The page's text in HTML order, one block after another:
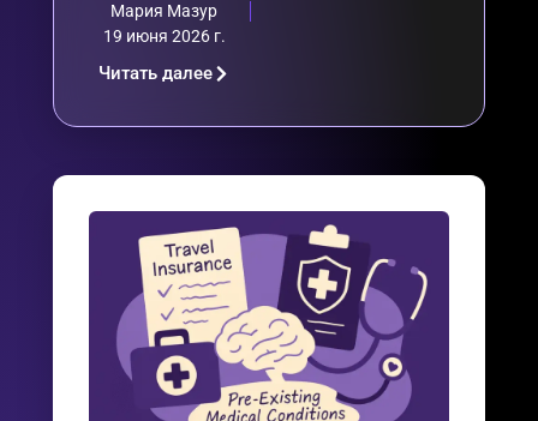
Мария Мазур
19 июня 2026 г.
Читать далее